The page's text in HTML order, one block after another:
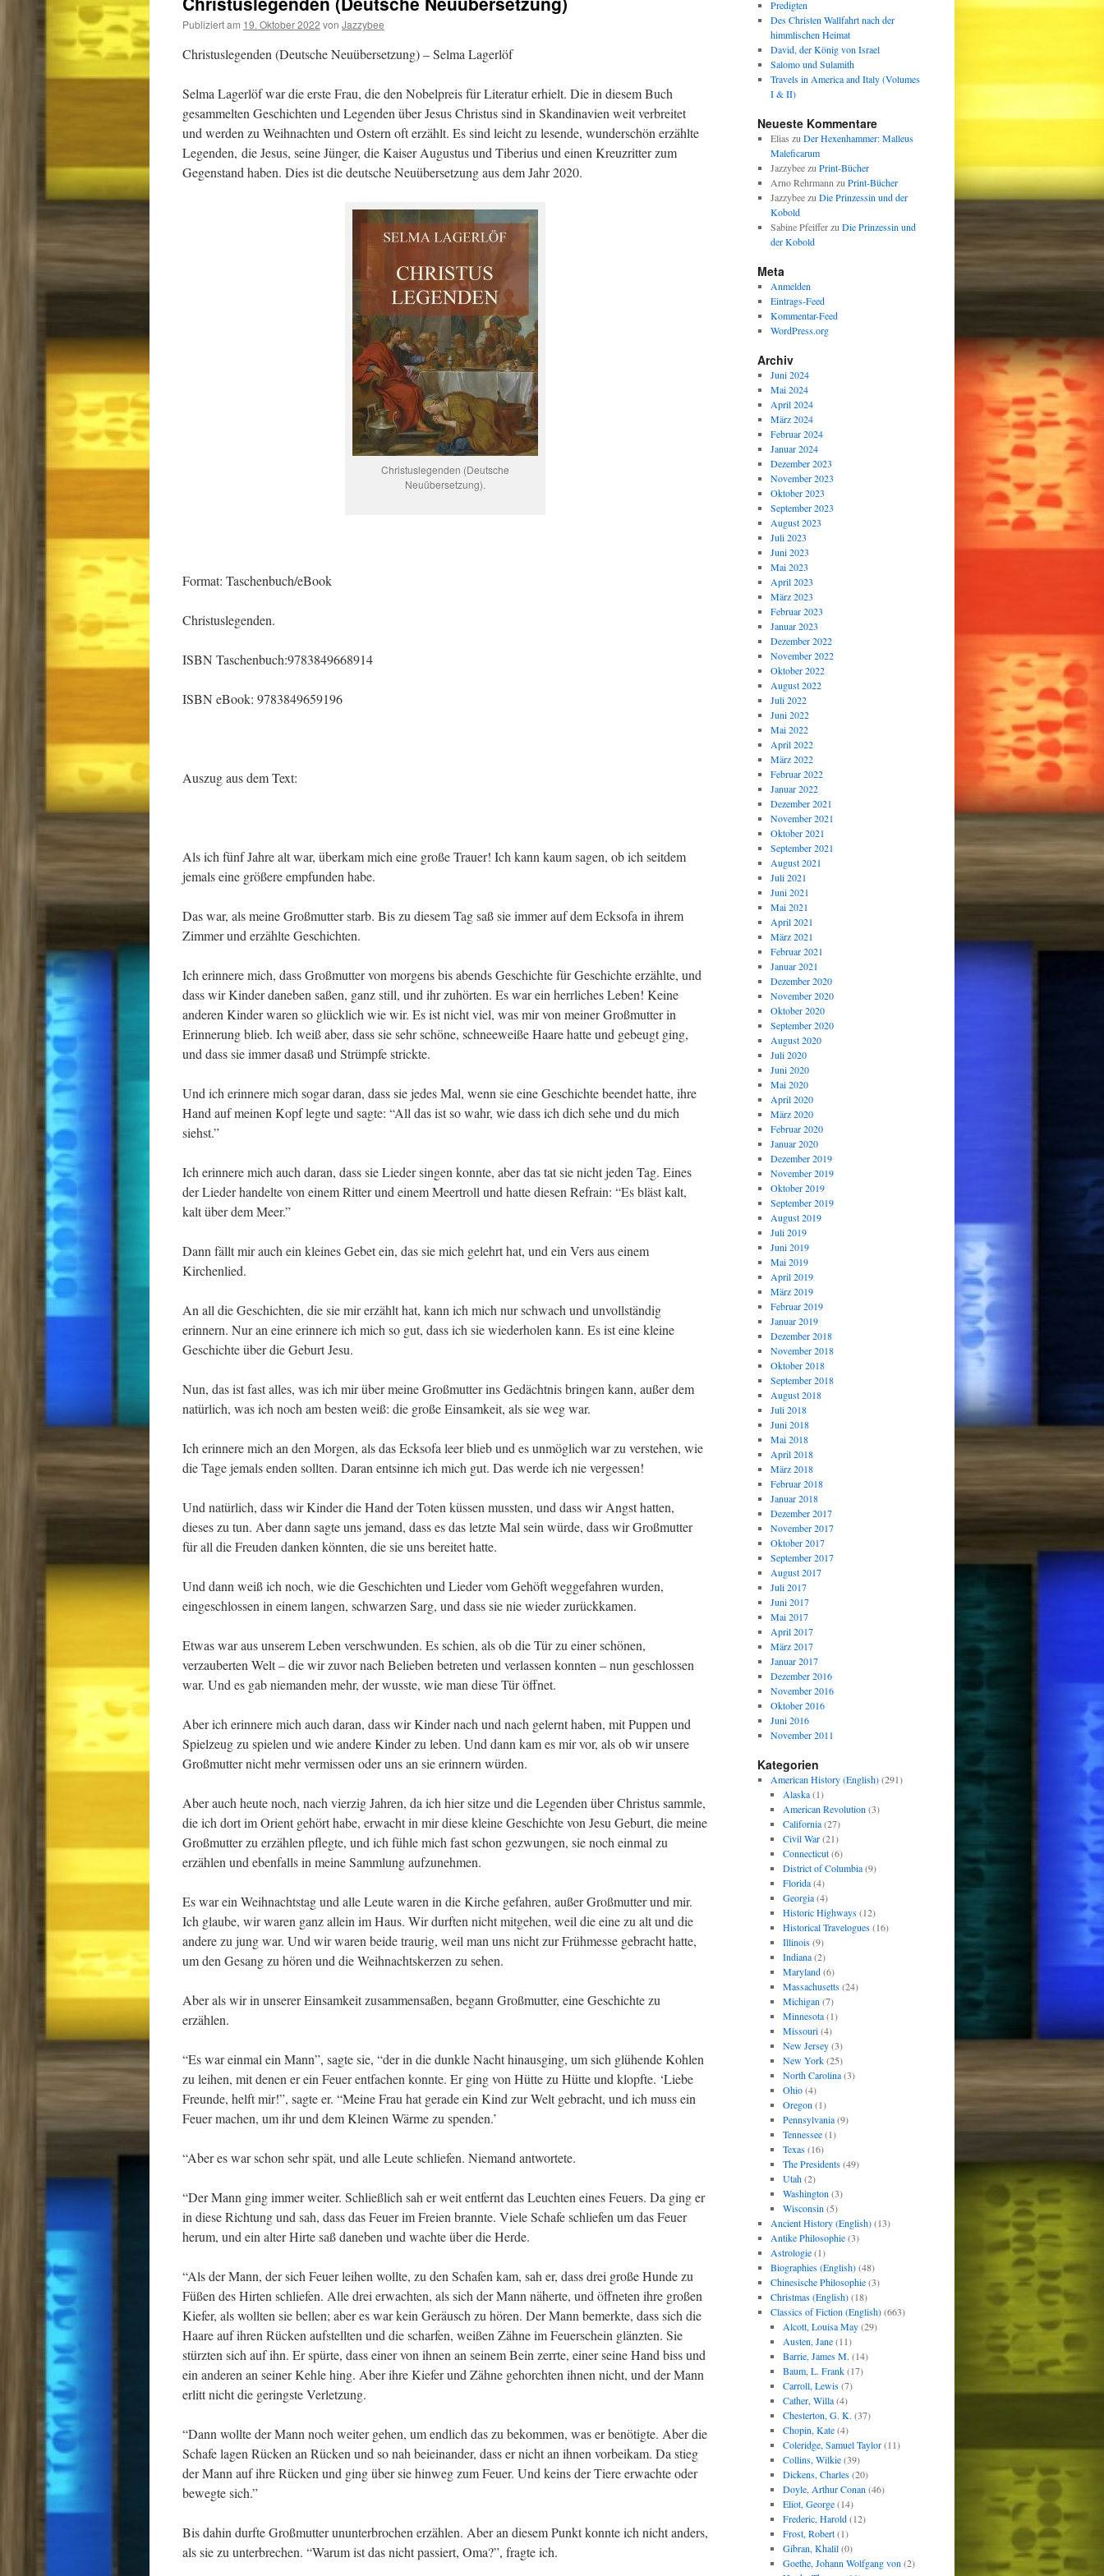
Publiziert am 19. Oktober 2022 von Jazzybee
Christuslegenden (Deutsche Neuübersetzung) – Selma Lagerlöf
Selma Lagerlöf war die erste Frau, die den Nobelpreis für Literatur erhielt. Die in diesem Buch
gesammelten Geschichten und Legenden über Jesus Christus sind in Skandinavien weit verbreitet
und werden zu Weihnachten und Ostern oft erzählt. Es sind leicht zu lesende, wunderschön erzählte
Legenden, die Jesus, seine Jünger, die Kaiser Augustus und Tiberius und einen Kreuzritter zum
Gegenstand haben. Dies ist die deutsche Neuübersetzung aus dem Jahr 2020.
Christuslegenden (Deutsche
Neuübersetzung).
Format: Taschenbuch/eBook
Christuslegenden.
ISBN Taschenbuch:9783849668914
ISBN eBook: 9783849659196
Auszug aus dem Text:
Als ich fünf Jahre alt war, überkam mich eine große Trauer! Ich kann kaum sagen, ob ich seitdem
jemals eine größere empfunden habe.
Das war, als meine Großmutter starb. Bis zu diesem Tag saß sie immer auf dem Ecksofa in ihrem
Zimmer und erzählte Geschichten.
Ich erinnere mich, dass Großmutter von morgens bis abends Geschichte für Geschichte erzählte, und
dass wir Kinder daneben saßen, ganz still, und ihr zuhörten. Es war ein herrliches Leben! Keine
anderen Kinder waren so glücklich wie wir. Es ist nicht viel, was mir von meiner Großmutter in
Erinnerung blieb. Ich weiß aber, dass sie sehr schöne, schneeweiße Haare hatte und gebeugt ging,
und dass sie immer dasaß und Strümpfe strickte.
Und ich erinnere mich sogar daran, dass sie jedes Mal, wenn sie eine Geschichte beendet hatte, ihre
Hand auf meinen Kopf legte und sagte: “All das ist so wahr, wie dass ich dich sehe und du mich
siehst.”
Ich erinnere mich auch daran, dass sie Lieder singen konnte, aber das tat sie nicht jeden Tag. Eines
der Lieder handelte von einem Ritter und einem Meertroll und hatte diesen Refrain: “Es bläst kalt,
kalt über dem Meer.”
Dann fällt mir auch ein kleines Gebet ein, das sie mich gelehrt hat, und ein Vers aus einem
Kirchenlied.
An all die Geschichten, die sie mir erzählt hat, kann ich mich nur schwach und unvollständig
erinnern. Nur an eine erinnere ich mich so gut, dass ich sie wiederholen kann. Es ist eine kleine
Geschichte über die Geburt Jesu.
Nun, das ist fast alles, was ich mir über meine Großmutter ins Gedächtnis bringen kann, außer dem
natürlich, was ich noch am besten weiß: die große Einsamkeit, als sie weg war.
Ich erinnere mich an den Morgen, als das Ecksofa leer blieb und es unmöglich war zu verstehen, wie
die Tage jemals enden sollten. Daran entsinne ich mich gut. Das werde ich nie vergessen!
Und natürlich, dass wir Kinder die Hand der Toten küssen mussten, und dass wir Angst hatten,
dieses zu tun. Aber dann sagte uns jemand, dass es das letzte Mal sein würde, dass wir Großmutter
für all die Freuden danken könnten, die sie uns bereitet hatte.
Und dann weiß ich noch, wie die Geschichten und Lieder vom Gehöft weggefahren wurden,
eingeschlossen in einem langen, schwarzen Sarg, und dass sie nie wieder zurückkamen.
Etwas war aus unserem Leben verschwunden. Es schien, als ob die Tür zu einer schönen,
verzauberten Welt – die wir zuvor nach Belieben betreten und verlassen konnten – nun geschlossen
war. Und es gab niemanden mehr, der wusste, wie man diese Tür öffnet.
Aber ich erinnere mich auch daran, dass wir Kinder nach und nach gelernt haben, mit Puppen und
Spielzeug zu spielen und wie andere Kinder zu leben. Und dann kam es mir vor, als ob wir unsere
Großmutter nicht mehr vermissen oder uns an sie erinnern würden.
Aber auch heute noch, nach vierzig Jahren, da ich hier sitze und die Legenden über Christus sammle,
die ich dort im Orient gehört habe, erwacht in mir diese kleine Geschichte von Jesu Geburt, die meine
Großmutter zu erzählen pflegte, und ich fühle mich fast schon gezwungen, sie noch einmal zu
erzählen und ebenfalls in meine Sammlung aufzunehmen.
Es war ein Weihnachtstag und alle Leute waren in die Kirche gefahren, außer Großmutter und mir.
Ich glaube, wir waren ganz allein im Haus. Wir durften nicht mitgehen, weil die eine zu alt und die
andere zu jung war. Und wir waren beide traurig, weil man uns nicht zur Frühmesse gebracht hatte,
um den Gesang zu hören und die Weihnachtskerzen zu sehen.
Aber als wir in unserer Einsamkeit zusammensaßen, begann Großmutter, eine Geschichte zu
erzählen.
“Es war einmal ein Mann”, sagte sie, “der in die dunkle Nacht hinausging, um sich glühende Kohlen
zu leihen, mit denen er ein Feuer entfachen konnte. Er ging von Hütte zu Hütte und klopfte. ‘Liebe
Freunde, helft mir!”, sagte er. “Meine Frau hat gerade ein Kind zur Welt gebracht, und ich muss ein
Feuer machen, um ihr und dem Kleinen Wärme zu spenden.’
“Aber es war schon sehr spät, und alle Leute schliefen. Niemand antwortete.
“Der Mann ging immer weiter. Schließlich sah er weit entfernt das Leuchten eines Feuers. Da ging er
in diese Richtung und sah, dass das Feuer im Freien brannte. Viele Schafe schliefen um das Feuer
herum, und ein alter Hirte saß daneben und wachte über die Herde.
“Als der Mann, der sich Feuer leihen wollte, zu den Schafen kam, sah er, dass drei große Hunde zu
Füßen des Hirten schliefen. Alle drei erwachten, als sich der Mann näherte, und öffneten ihre großen
Kiefer, als wollten sie bellen; aber es war kein Geräusch zu hören. Der Mann bemerkte, dass sich die
Haare auf ihren Rücken aufstellten und die scharfen, weißen Zähne im Feuerschein glänzten. Sie
stürzten sich auf ihn. Er spürte, dass einer von ihnen an seinem Bein zerrte, einer seine Hand biss und
ein anderen an seiner Kehle hing. Aber ihre Kiefer und Zähne gehorchten ihnen nicht, und der Mann
erlitt nicht die geringste Verletzung.
“Dann wollte der Mann noch weiter gehen, um endlich das zu bekommen, was er benötigte. Aber die
Schafe lagen Rücken an Rücken und so nah beieinander, dass er nicht an ihnen vorbeikam. Da stieg
der Mann auf ihre Rücken und ging über sie hinweg zum Feuer. Und keins der Tiere erwachte oder
bewegte sich.”
Bis dahin durfte Großmutter ununterbrochen erzählen. Aber an diesem Punkt konnte ich nicht anders,
als sie zu unterbrechen. “Warum ist das nicht passiert, Oma?”, fragte ich.
Predigten
Des Christen Wallfahrt nach der
himmlischen Heimat
David, der König von Israel
Salomo und Sulamith
Travels in America and Italy (Volumes
I & II)
Neueste Kommentare
Elias zu Der Hexenhammer: Malleus
Maleficarum
Jazzybeezu Print-Bücher
Arno Rehrmann zu Print-Bücher
Jazzybeezu Die Prinzessin und der
Kobold
Sabine Pfeifferzu Die Prinzessin und
der Kobold
Meta
Anmelden
Eintrags-Feed
Kommentar-Feed
WordPress.org
Archiv
Juni 2024
Mai 2024
April 2024
März 2024
Februar 2024
Januar 2024
Dezember 2023
November 2023
Oktober 2023
September 2023
August 2023
Juli 2023
Juni 2023
Mai 2023
April 2023
März 2023
Februar 2023
Januar 2023
Dezember 2022
November 2022
Oktober 2022
August 2022
Juli 2022
Juni 2022
Mai 2022
April 2022
März 2022
Februar 2022
Januar 2022
Dezember 2021
November 2021
Oktober 2021
September 2021
August 2021
Juli 2021
Juni 2021
Mai 2021
April 2021
März 2021
Februar 2021
Januar 2021
Dezember 2020
November 2020
Oktober 2020
September 2020
August 2020
Juli 2020
Juni 2020
Mai 2020
April 2020
März 2020
Februar 2020
Januar 2020
Dezember 2019
November 2019
Oktober 2019
September 2019
August 2019
Juli 2019
Juni 2019
Mai 2019
April 2019
März 2019
Februar 2019
Januar 2019
Dezember 2018
November 2018
Oktober 2018
September 2018
August 2018
Juli 2018
Juni 2018
Mai 2018
April 2018
März 2018
Februar 2018
Januar 2018
Dezember 2017
November 2017
Oktober 2017
September 2017
August 2017
Juli 2017
Juni 2017
Mai 2017
April 2017
März 2017
Januar 2017
Dezember 2016
November 2016
Oktober 2016
Juni 2016
November 2011
Kategorien
American History (English)(291)
Alaska(1)
American Revolution (3)
California(27)
Civil War(21)
Connecticut(6)
District of Columbia(9)
Florida(4)
Georgia(4)
Historic Highways(12)
Historical Travelogues(16)
Illinois(9)
Indiana(2)
Maryland(6)
Massachusetts(24)
Michigan (7)
Minnesota(1)
Missouri(4)
New Jersey(3)
New York(25)
North Carolina(3)
Ohio(4)
Oregon (1)
Pennsylvania(9)
Tennessee(1)
Texas(16)
The Presidents(49)
Utah(2)
Washington (3)
Wisconsin (5)
Ancient History (English)(13)
Antike Philosophie(3)
Astrologie(1)
Biographies (English)(48)
Chinesische Philosophie(3)
Christmas (English)(18)
Classics of Fiction (English)(663)
Alcott, Louisa May(29)
Austen, Jane(11)
Barrie, James M. (14)
Baum, L. Frank(17)
Carroll, Lewis(7)
Cather, Willa(4)
Chesterton, G. K. (37)
Chopin, Kate(4)
Coleridge, Samuel Taylor(11)
Collins, Wilkie(39)
Dickens, Charles(20)
Doyle, Arthur Conan (46)
Eliot, George(14)
Frederic, Harold(12)
Frost, Robert(1)
Gibran, Khalil(0)
Goethe, Johann Wolfgang von (2)